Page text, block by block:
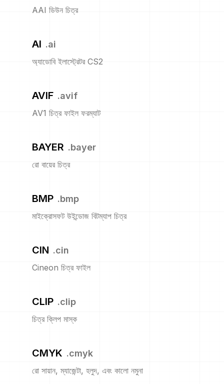
AAI ডিউন চিত্র
AI .ai
অ্যাডোবি ইলাস্ট্রেটর CS2
AVIF .avif
AV1 চিত্র ফাইল ফরম্যাট
BAYER .bayer
রো বায়ের চিত্র
BMP .bmp
মাইক্রোসফট উইন্ডোজ বিটম্যাপ চিত্র
CIN .cin
Cineon চিত্র ফাইল
CLIP .clip
চিত্র ক্লিপ মাস্ক
CMYK .cmyk
রো সায়ান, ম্যাজেন্টা, হলুদ, এবং কালো নমুনা